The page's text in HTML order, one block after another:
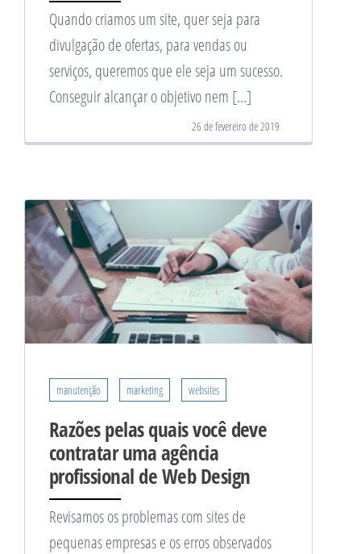
Quando criamos um site, quer seja para
divulgação de ofertas, para vendas ou
serviços, queremos que ele seja um sucesso.
Conseguir alcançar o objetivo nem […]
26 de fevereiro de 2019
manutenção marketing websites
Razões pelas quais você deve
contratar uma agência
profissional de Web Design
Revisamos os problemas com sites de
pequenas empresas e os erros observados